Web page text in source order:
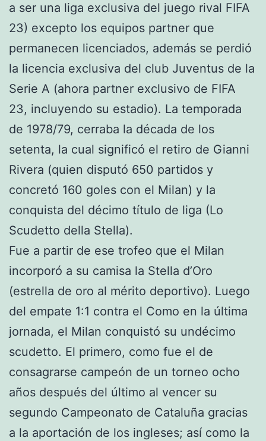
a ser una liga exclusiva del juego rival FIFA
23) excepto los equipos partner que
permanecen licenciados, además se perdió
la licencia exclusiva del club Juventus de la
Serie A (ahora partner exclusivo de FIFA
23, incluyendo su estadio). La temporada
de 1978/79, cerraba la década de los
setenta, la cual significó el retiro de Gianni
Rivera (quien disputó 650 partidos y
concretó 160 goles con el Milan) y la
conquista del décimo título de liga (Lo
Scudetto della Stella).
Fue a partir de ese trofeo que el Milan
incorporó a su camisa la Stella d’Oro
(estrella de oro al mérito deportivo). Luego
del empate 1:1 contra el Como en la última
jornada, el Milan conquistó su undécimo
scudetto. El primero, como fue el de
consagrarse campeón de un torneo ocho
años después del último al vencer su
segundo Campeonato de Cataluña gracias
a la aportación de los ingleses; así como la